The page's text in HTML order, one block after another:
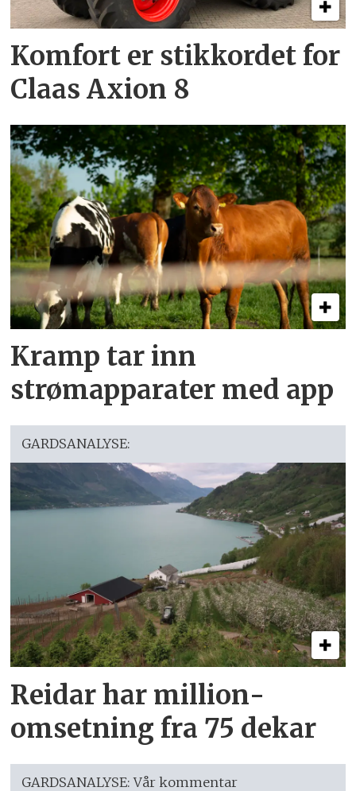
Komfort er stikkordet for
Claas Axion 8
Kramp tar inn
strømapparater med app
GARDSANALYSE:
Reidar har million­
omsetning fra 75 dekar
GARDSANALYSE: Vår kommentar